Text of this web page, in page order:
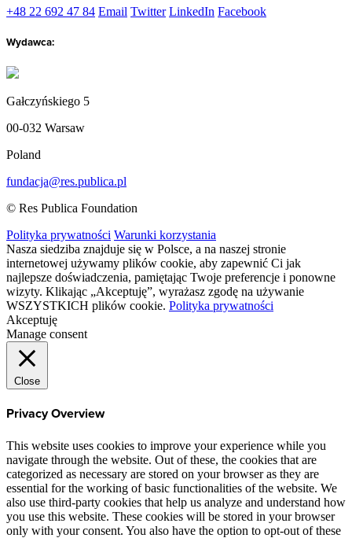
+48 22 692 47 84 Email Twitter LinkedIn Facebook
Wydawca:
Gałczyńskiego 5
00-032 Warsaw
Poland
fundacja@res.publica.pl
© Res Publica Foundation
Polityka prywatności Warunki korzystania
Nasza siedziba znajduje się w Polsce, a na naszej stronie
internetowej używamy plików cookie, aby zapewnić Ci jak
najlepsze doświadczenia, pamiętając Twoje preferencje i ponowne
wizyty. Klikając „Akceptuję”, wyrażasz zgodę na używanie
WSZYSTKICH plików cookie. Polityka prywatności
Akceptuję
Manage consent
Close
Privacy Overview
This website uses cookies to improve your experience while you
navigate through the website. Out of these, the cookies that are
categorized as necessary are stored on your browser as they are
essential for the working of basic functionalities of the website. We
also use third-party cookies that help us analyze and understand how
you use this website. These cookies will be stored in your browser
only with your consent. You also have the option to opt-out of these